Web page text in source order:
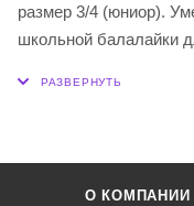
размер 3/4 (юниор).
школьной балалайки
О КОМПАНИИ